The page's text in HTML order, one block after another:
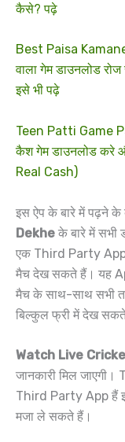
कैसे? पढ़े
Best Paisa
वाला गेम डाउनलोड
इसे भी पढ़े
Teen Patti Game
कैश गेम डाउनलोड करे
Real Cash)
इस ऐप के बारे में पढ़ने के
Dekhe के बारे में सभी
एक Third Party App
मैच देख सकते हैं। यह
मैच के साथ-साथ सभी
बिल्कुल फ्री में देख
Watch Live
जानकारी मिल
Third Party App हैं
मजा ले सकते हैं।